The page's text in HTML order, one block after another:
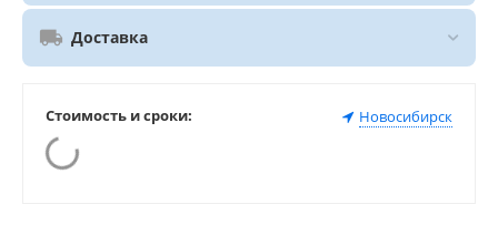
Доставка
Стоимость и сроки: Новосибирск